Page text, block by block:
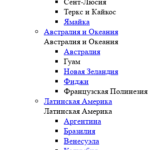
Теркс и Кайкос
Ямайка
Австралия и Океания
Австралия и Океания
Австралия
Гуам
Новая Зеландия
Фиджи
Французская Полинезия
Латинская Америка
Латинская Америка
Аргентина
Бразилия
Венесуэла